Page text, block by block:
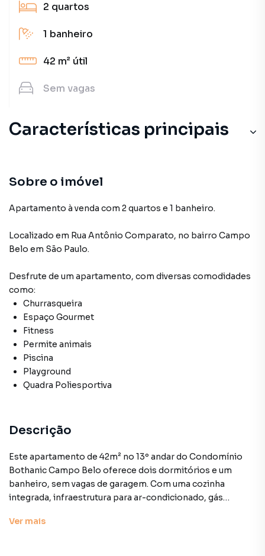
2 quartos
1 banheiro
42 m² útil
Sem vagas
Características principais
Sobre o imóvel
Apartamento à venda com 2 quartos e 1 banheiro.
Localizado em Rua Antônio Comparato, no bairro Campo
Belo em São Paulo.
Desfrute de um apartamento, com diversas comodidades
como:
Churrasqueira
Espaço Gourmet
Fitness
Permite animais
Piscina
Playground
Quadra Poliesportiva
Descrição
Este apartamento de 42m² no 13º andar do Condomínio
Bothanic Campo Belo oferece dois dormitórios e um
banheiro, sem vagas de garagem. Com uma cozinha
integrada, infraestrutura para ar-condicionado, gás
vista permanente para a cidade.
Ver mais